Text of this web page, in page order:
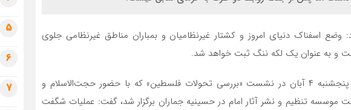
وضع اسفناک دنیای امروز و کشتار غیرنظامیان و بمباران مناطق غیرنظامی جلوی
و به عنوان یک لکه ننگ ثبت خواهد شد.
به گزارش جماران، مهدی سنایی روز پنجشنبه ۴ آبان در نشست «بررسی تحولات فلسطین» که با حضور حجت‌الاسلام و
تنظیم و نشر آثار امام در حسینیه جماران برگزار شد، گفت: عملیات شگفت
5
6
7